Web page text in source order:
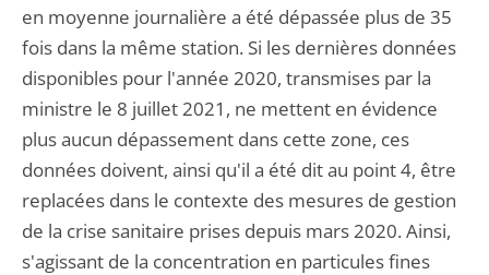
en moyenne journalière a été dépassée plus de 35
fois dans la même station. Si les dernières données
disponibles pour l'année 2020, transmises par la
ministre le 8 juillet 2021, ne mettent en évidence
plus aucun dépassement dans cette zone, ces
données doivent, ainsi qu'il a été dit au point 4, être
replacées dans le contexte des mesures de gestion
de la crise sanitaire prises depuis mars 2020. Ainsi,
s'agissant de la concentration en particules fines